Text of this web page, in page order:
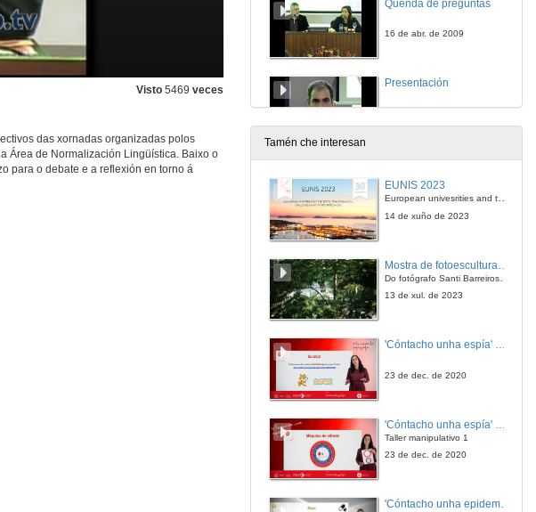
Visto 5469 veces
das xornadas organizadas polos
Área de Normalización Lingüística. Baixo o
para o debate e a reflexión en torno á
Quenda de preguntas
16 de abr. de 2009
Presentación
Intervención Alfonso Eyré
16 de abr. de 2009
16 de abr. de 2009
Tamén che interesan
EUNIS 2023
European univesrities and the digital transformation: challenges and opportunities ahead
14 de xuño de 2023
Do fotógrafo Santi Barreiros e o escultor Nito Contreras.
13 de xul. de 2023
'Cóntacho unha espía' Reto
23 de dec. de 2020
Taller manipulativo 1
23 de dec. de 2020
'Cóntacho unha epidemióloga' Reto